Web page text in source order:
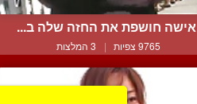
אישה חושפת את החזה שלה ב...
9765 צפיות | 3 המלצות